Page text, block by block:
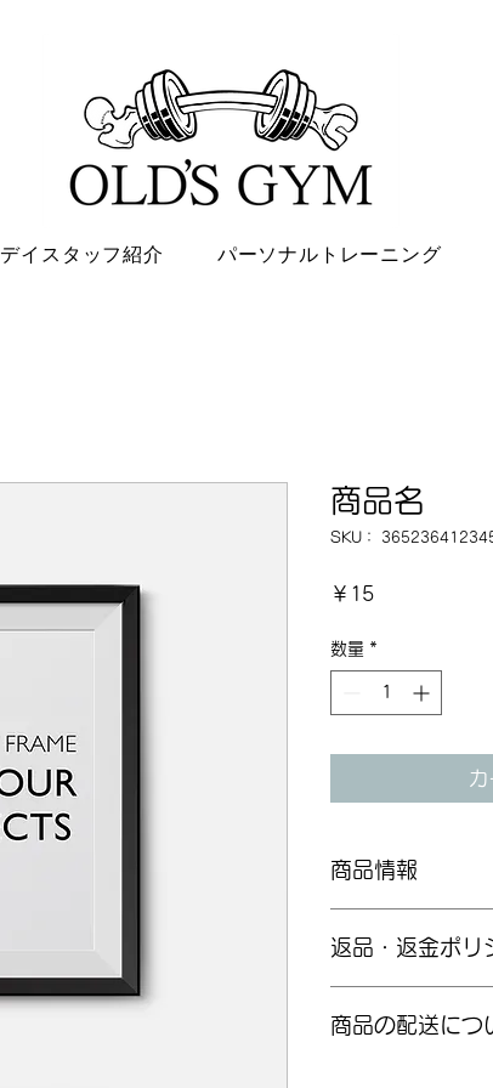
デイスタッフ紹介 パーソナルトレーニング
商品名
SKU：
￥15価
数量 *
商品情報
明に加え、商品の特
返品・返金ポリ
だけなかった場合の
商品の配送につ